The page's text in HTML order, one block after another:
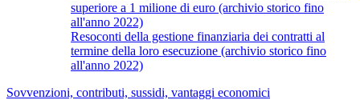
superiore a 1 milione di euro (archivio storico fino
all'anno 2022)
Resoconti della gestione finanziaria dei contratti al
termine della loro esecuzione (archivio storico fino
all'anno 2022)
Sovvenzioni, contributi, sussidi, vantaggi economici